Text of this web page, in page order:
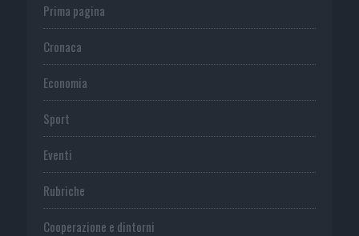
Prima pagina
Cronaca
Economia
Sport
Eventi
Rubriche
Cooperazione e dintorni